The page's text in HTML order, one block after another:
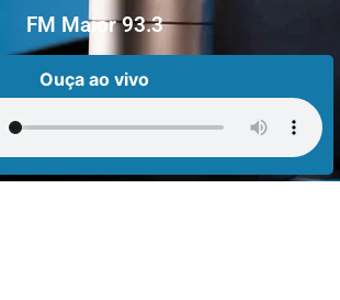
FM Maior 93.3
Ouça ao vivo